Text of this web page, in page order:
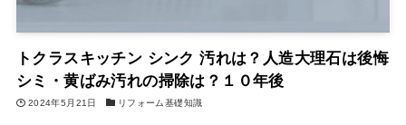
トクラスキッチン シンク 汚れは？人造大理石は後悔
シミ・黄ばみ汚れの掃除は？１０年後
2024年5月21日 リフォーム基礎知識